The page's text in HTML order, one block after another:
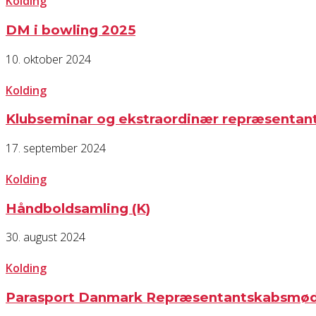
DM i bowling 2025
10. oktober 2024
Kolding
Klubseminar og ekstraordinær
17. september 2024
Kolding
Håndboldsamling (K)
30. august 2024
Kolding
Parasport Danmark